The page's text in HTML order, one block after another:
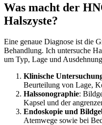
Was macht der
Halszyste?
Eine genaue Diagnose ist die
Behandlung. Ich untersuche
um Typ, Lage und
Klinische
Beurteilung von Lage,
Halssonographie:
Kapsel und der
Endoskopie und
Atemwege sowie bei